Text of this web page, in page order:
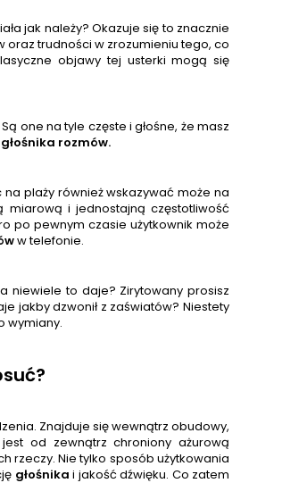
jak należy? Okazuje się to znacznie
oraz trudności w zrozumieniu tego, co
objawy tej usterki mogą się
one na tyle częste i głośne, że masz
rozmów.
plaży również wskazywać może na
miarową i jednostajną częstotliwość
po pewnym czasie użytkownik może
w telefonie.
niewiele to daje? Zirytowany prosisz
jakby dzwonił z zaświatów? Niestety
wymiany.
Znajduje się wewnątrz obudowy,
od zewnątrz chroniony ażurową
rzeczy. Nie tylko sposób użytkowania
głośnika i jakość dźwięku. Co zatem